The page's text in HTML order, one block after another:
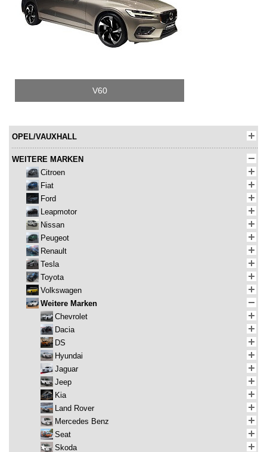
V60
OPEL/VAUXHALL
WEITERE MARKEN
Citroen
Fiat
Ford
Leapmotor
Nissan
Peugeot
Renault
Tesla
Toyota
Volkswagen
Weitere Marken
Chevrolet
Dacia
DS
Hyundai
Jaguar
Jeep
Kia
Land Rover
Mercedes Benz
Seat
Skoda